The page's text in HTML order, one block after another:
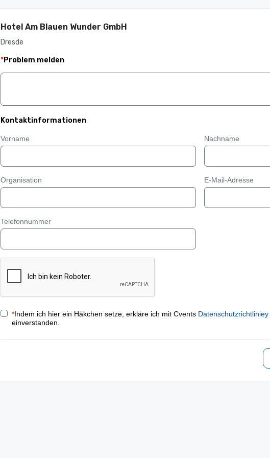
Hotel Am Blauen Wunder GmbH
Dresde
*Problem melden
Kontaktinformationen
Vorname Nachname
Organisation E-Mail-Adresse
Telefonnummer
*Indem ich hier ein Häkchen setze, erkläre ich mit Cvents Datenschutzrichtliniey
einverstanden.